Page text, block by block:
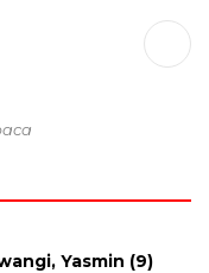
Yasmin (9)